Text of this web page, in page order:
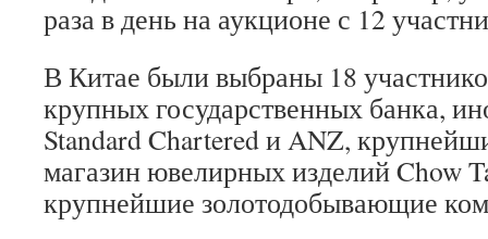
раза в день на аукционе с 12
В Китае были выбраны 18
крупных государственных банка,
Standard Chartered и ANZ,
магазин ювелирных изделий Chow
крупнейшие золотодобывающие